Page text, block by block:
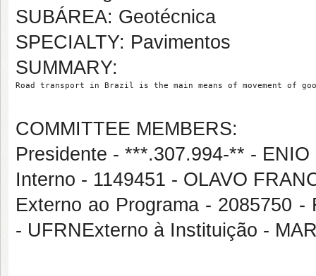
SUBÁREA: Geotécnica
SPECIALTY: Pavimentos
SUMMARY:
Road transport in Brazil is the main means of movement of
COMMITTEE MEMBERS:
Presidente - ***.307.994-** -
Interno - 1149451 - OLAVO
Externo ao Programa - 2085750
- UFRNExterno à Instituição -